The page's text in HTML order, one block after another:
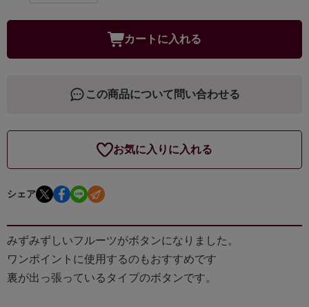
カートに入れる
この商品について問い合わせる
お気に入りに入れる
シェア
みずみずしいフルーツがボタンになりました。
ワンポイントに使用するのもおすすめです
裏が出っ張っているタイプのボタンです。